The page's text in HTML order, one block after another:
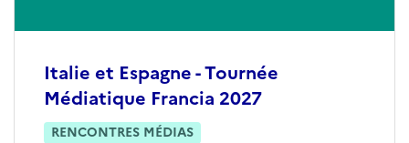
Italie et Espagne - Tournée
Médiatique Francia 2027
RENCONTRES MÉDIAS